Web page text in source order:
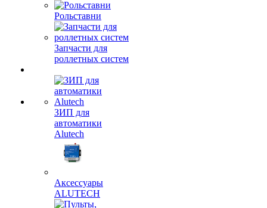
Рольставни
Запчасти для
роллетных систем
ЗИП для
автоматики
Alutech
Аксессуары
ALUTECH